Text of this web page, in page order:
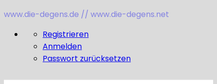
www.die-degens.de // www.die-degens.net
Registrieren
Anmelden
Passwort zurücksetzen